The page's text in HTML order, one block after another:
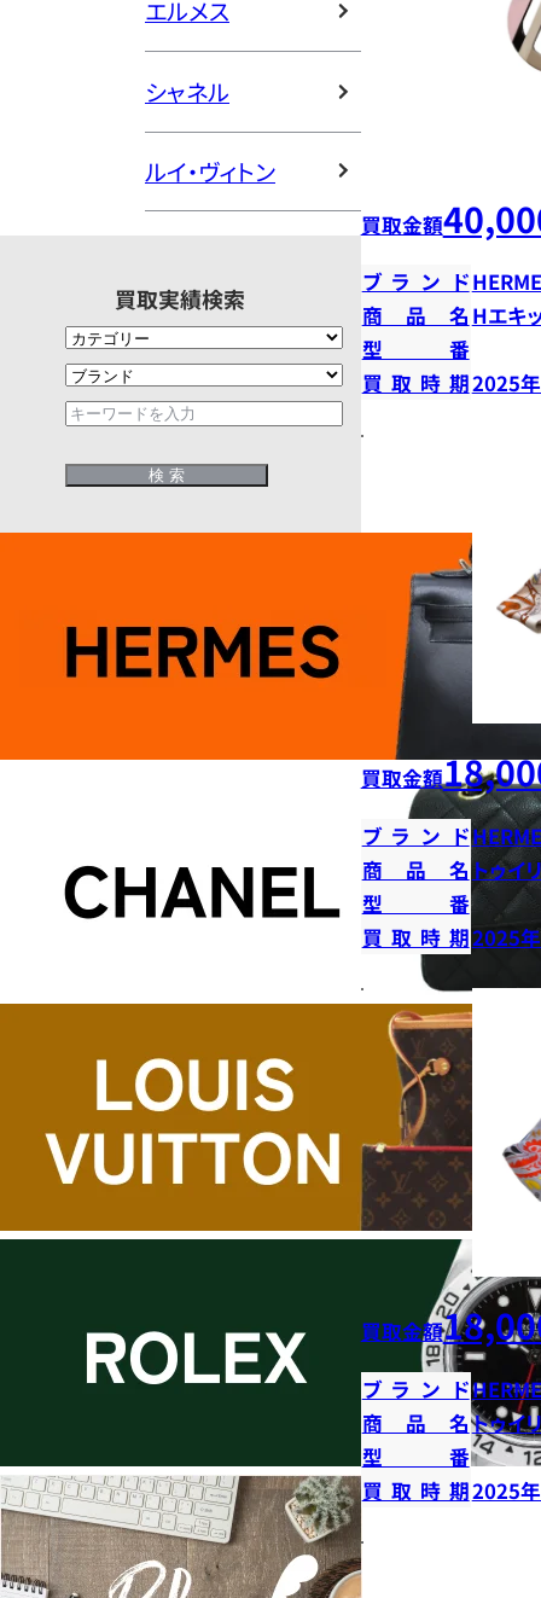
エルメス
シャネル
ルイ・ヴィトン
買取実績検索
買取金額
ブランド
商品名 Hエキ
型番
買取時期2025
買取金額
ブランド
商品名トゥイ
型番
買取時期2025
買取金額
ブランド
商品名トゥイ
型番
買取時期2025